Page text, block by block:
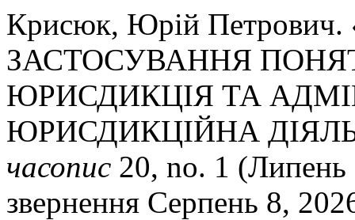
Крисюк, Юрій
ЗАСТОСУВАННЯ
ЮРИСДИКЦІЯ ТА
ЮРИСДИКЦІЙНА
часопис 20, no. 1 (Липень
звернення Серпень 8,